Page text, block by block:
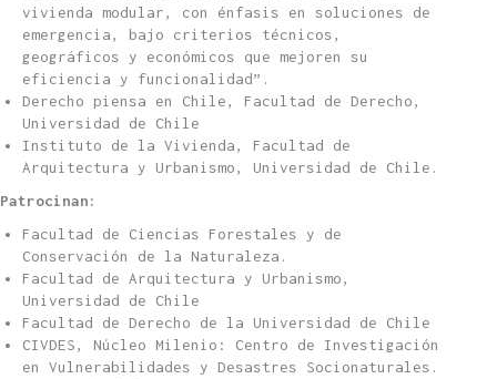
vivienda modular, con énfasis en soluciones de
emergencia, bajo criterios técnicos,
geográficos y económicos que mejoren su
eficiencia y funcionalidad”.
Derecho piensa en Chile, Facultad de Derecho,
Universidad de Chile
Instituto de la Vivienda, Facultad de
Arquitectura y Urbanismo, Universidad de Chile.
Patrocinan:
Facultad de Ciencias Forestales y de
Conservación de la Naturaleza.
Facultad de Arquitectura y Urbanismo,
Universidad de Chile
Facultad de Derecho de la Universidad de Chile
CIVDES, Núcleo Milenio: Centro de Investigación
en Vulnerabilidades y Desastres Socionaturales.